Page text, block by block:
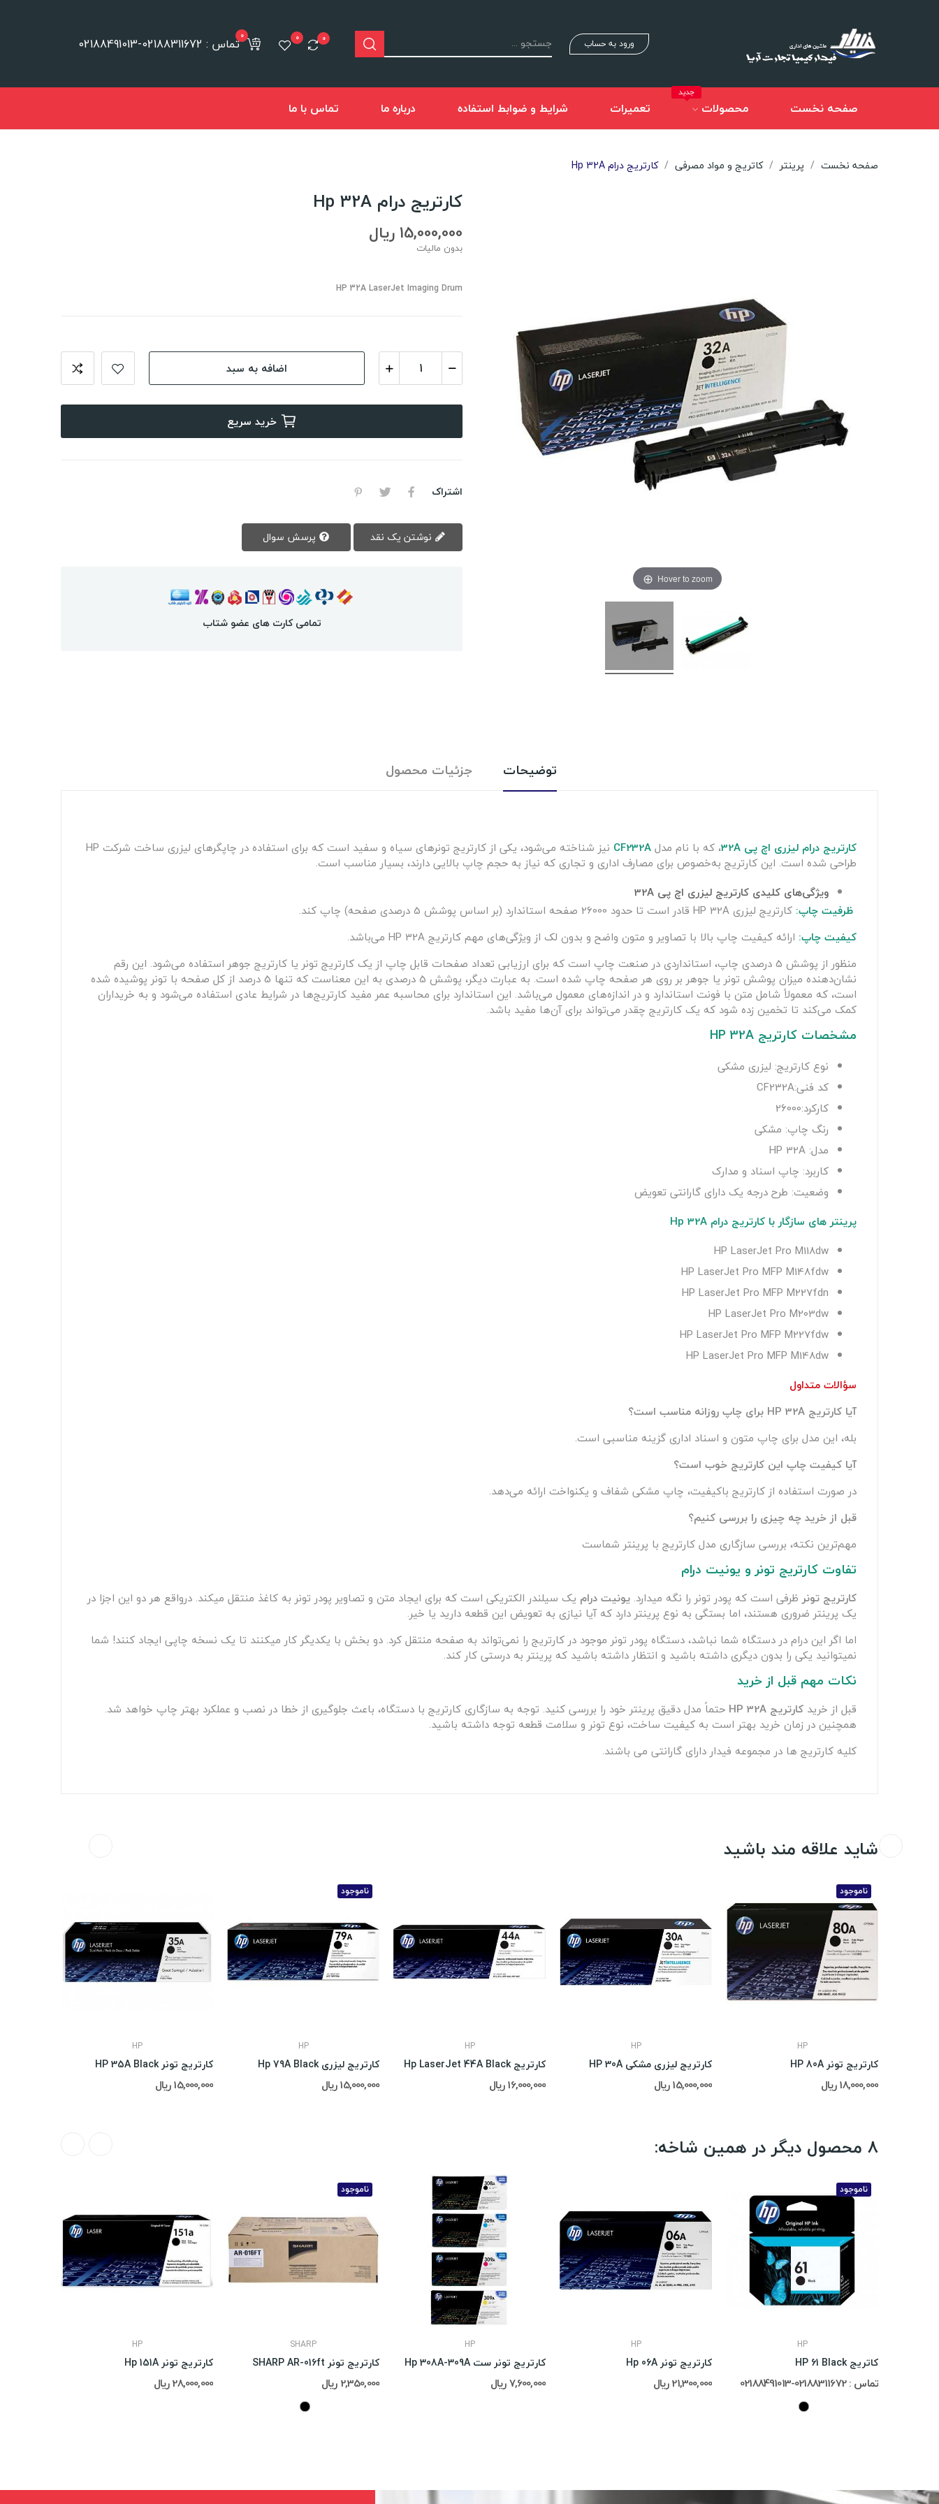
ورود به حساب 0
0 تماس : 02188311672-021884910130
صفحه نخست محصولات
جدید
تعمیرات شرایط و ضوابط استفاده درباره ما تماس با ما
صفحه نخست پرینتر کاتریج و مواد مصرفی کارتریج درام Hp 32A
Hover to zoom
کارتریج درام Hp 32A
15,000,000 ریال
بدون مالیات
HP 32A LaserJet Imaging Drum
اضافه به سبد
خرید سریع
اشتراک
تمامی کارت های عضو شتاب
توضیحات جزئیات محصول
کارتریج درام لیزری اچ پی 32A ، که با نام مدلCF232A
نیز شناخته می‌شود، یکی از کارتریج تونرهای سیاه و سفید است که برای استفاده در چاپگرهای لیزری ساخت شرکت HP
طراحی شده است. این کارتریج به‌خصوص برای مصارف اداری و تجاری که نیاز به حجم چاپ بالایی دارند، بسیار مناسب است.
ویژگی‌های کلیدی کارتریج لیزری اچ پی 32A
ظرفیت چاپ: کارتریج لیزری HP 32A قادر است تا حدود 26000 صفحه استاندارد (بر اساس پوشش 5 درصدی صفحه) چاپ کند.
کیفیت چاپ: ارائه کیفیت چاپ بالا با تصاویر و متون واضح و بدون لک از ویژگی‌های مهم کارتریج HP 32A می‌باشد.
منظور از پوشش 5 درصدی چاپ، استانداردی در صنعت چاپ است که برای ارزیابی تعداد صفحات قابل چاپ از یک کارتریج تونر یا کارتریج جوهر استفاده می‌شود. این رقم
نشان‌دهنده میزان پوشش تونر یا جوهر بر روی هر صفحه چاپ شده است. به عبارت دیگر، پوشش 5 درصدی به این معناست که تنها 5 درصد از کل صفحه با تونر پوشیده شده
است، که معمولاً شامل متن با فونت استاندارد و در اندازه‌های معمول می‌باشد. این استاندارد برای محاسبه عمر مفید کارتریج‌ها در شرایط عادی استفاده می‌شود و به خریداران
کمک می‌کند تا تخمین زده شود که یک کارتریج چقدر می‌تواند برای آن‌ها مفید باشد.
مشخصات کارتریج HP 32A
نوع کارتریج: لیزری مشکی
کد فنی:CF232A
کارکرد:26000
رنگ چاپ: مشکی
مدل: HP 32A
کاربرد: چاپ اسناد و مدارک
وضعیت: طرح درجه یک دارای گارانتی تعویض
پرینتر های سازگار با کارتریج درام Hp 32A
HP LaserJet Pro M118dw
HP LaserJet Pro MFP M148fdw
HP LaserJet Pro MFP M227fdn
HP LaserJet Pro M203dw
HP LaserJet Pro MFP M227fdw
HP LaserJet Pro MFP M148dw
سؤالات متداول
آیا کارتریج HP 32A برای چاپ روزانه مناسب است؟
بله، این مدل برای چاپ متون و اسناد اداری گزینه مناسبی است.
آیا کیفیت چاپ این کارتریج خوب است؟
در صورت استفاده از کارتریج باکیفیت، چاپ مشکی شفاف و یکنواخت ارائه می‌دهد.
قبل از خرید چه چیزی را بررسی کنیم؟
مهم‌ترین نکته، بررسی سازگاری مدل کارتریج با پرینتر شماست
تفاوت کارتریج تونر و یونیت درام
کارتریج تونر ظرفی است که پودر تونر را نگه می‎دارد. یونیت درام
یک سیلندر الکتریکی است که برای ایجاد متن و تصاویر پودر تونر به کاغذ منتقل می‎کند. درواقع هر دو این اجزا در
یک پرینتر ضروری هستند، اما بستگی به نوع پرینتر دارد که آیا نیازی به تعویض این قطعه دارید یا خیر.
اما اگر این درام در دستگاه شما نباشد، دستگاه پودر تونر موجود در کارتریج را نمی‌‎تواند به صفحه منتقل کرد. دو بخش با یکدیگر کار می‎کنند تا یک نسخه چاپی ایجاد کنند! شما
نمی‎توانید یکی را بدون دیگری داشته باشید و انتظار داشته باشید که پرینتر به درستی کار کند.
نکات مهم قبل از خرید
قبل از خرید کارتریج HP 32A
حتماً مدل دقیق پرینتر خود را بررسی کنید. توجه به سازگاری کارتریج با دستگاه، باعث جلوگیری از خطا در نصب و عملکرد بهتر چاپ خواهد شد.
همچنین در زمان خرید بهتر است به کیفیت ساخت، نوع تونر و سلامت قطعه توجه داشته باشید.
کلیه کارتریج ها در مجموعه فیدار دارای گارانتی می باشند.
شاید علاقه مند باشید
HP
کارتریج تونر HP 35A Black
15,000,000 ریال
ناموجود
HP
کارتریج لیزری Hp 79A Black
15,000,000 ریال
HP
کارتریج Hp LaserJet 44A Black
16,000,000 ریال
HP
کارتریج لیزری مشکی HP 30A
15,000,000 ریال
ناموجود
HP
کارتریج تونر HP 80A
18,000,000 ریال
8 محصول دیگر در همین شاخه:
HP
کارتریج تونر Hp 151A
28,000,000 ریال
ناموجود
SHARP
کارتریج تونر SHARP AR-016ft
2,350,000 ریال
HP
کارتریج تونر ست Hp 308A-309A
7,600,000 ریال
HP
کارتریج تونر Hp 06A
21,300,000 ریال
ناموجود
HP
کاتریج HP 61 Black
تماس : 02188311672-02188491013